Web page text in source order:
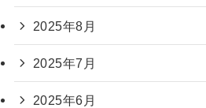
2025年8月
2025年7月
2025年6月